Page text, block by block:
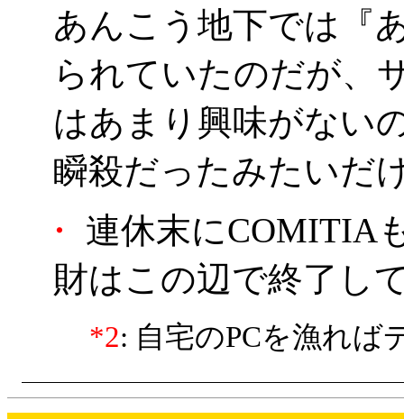
あんこう地下では『
られていたのだが、
はあまり興味がない
瞬殺だったみたいだ
・
連休末にCOMITIA
財はこの辺で終了し
*2: 自宅のPCを漁れ